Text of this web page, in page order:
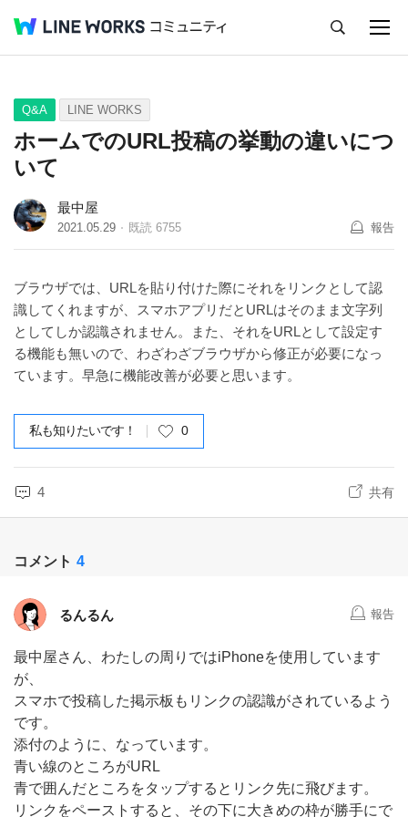
Q&A Tips Ideas
Q&A LINE WORKS
ホームでのURL投稿の挙動の違いにつ
いて
最中屋
2021.05.29 既読 6755 報告
ブラウザでは、URLを貼り付けた際にそれをリンクとして認
識してくれますが、スマホアプリだとURLはそのまま文字列
としてしか認識されません。また、それをURLとして設定す
る機能も無いので、わざわざブラウザから修正が必要になっ
ています。早急に機能改善が必要と思います。
私も知りたいです！ 0
4 共有
コメント 4
るんるん 報告
最中屋さん、わたしの周りではiPhoneを使用しています
が、
スマホで投稿した掲示板もリンクの認識がされているよう
です。
添付のように、なっています。
青い線のところがURL
青で囲んだところをタップするとリンク先に飛びます。
リンクをペーストすると、その下に大きめの枠が勝手にで